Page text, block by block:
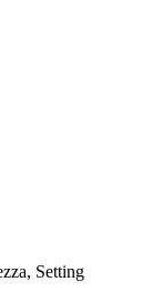
Setting